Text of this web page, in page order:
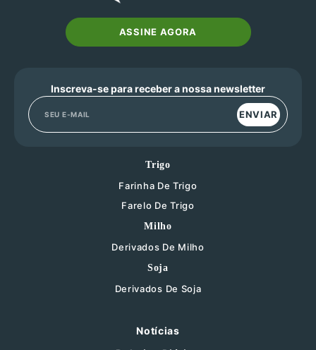
ASSINE AGORA
Inscreva-se para receber a nossa newsletter
ENVIAR
Trigo
Farinha De Trigo
Farelo De Trigo
Milho
Derivados De Milho
Soja
Derivados De Soja
Notícias